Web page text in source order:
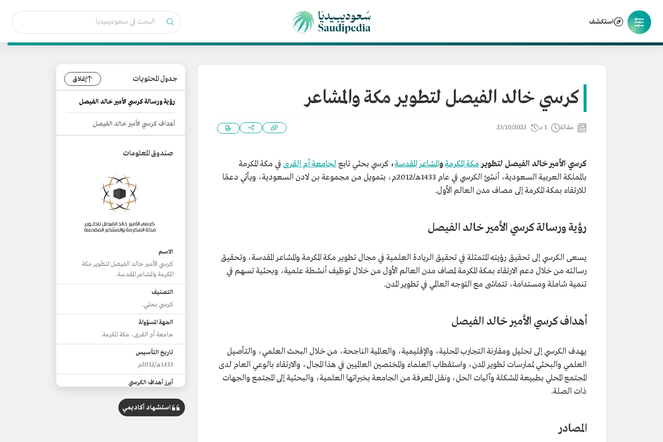
استكشف
كرسي خالد الفيصل لتطوير مكة والمشاعر
مقالة 1 د 23/10/2023
كرسي الأمير خالد الفيصل لتطويرمكة المكرمةوالمشاعر المقدسة، كرسي بحثي تابع لجامعة أم القرى في مكة المكرمة
بالمملكة العربية السعودية، أنشئ الكرسي في عام 1433هـ/2012م، بتمويل من مجموعة بن لادن السعودية، ويأتي دعمًا
للارتقاء بمكة المكرمة إلى مصاف مدن العالم الأول.
رؤية ورسالة كرسي الأمير خالد الفيصل
يسعى الكرسي إلى تحقيق رؤيته المتمثلة في تحقيق الريادة العلمية في مجال تطوير مكة المكرمة والمشاعر المقدسة، وتحقيق
رسالته من خلال دعم الارتقاء بمكة المكرمة لمصاف مدن العالم الأول من خلال توظيف أنشطة علمية، وبحثية تسهم في
تنمية شاملة ومستدامة، تتماشى مع التوجه العالمي في تطوير المدن.
أهداف كرسي الأمير خالد الفيصل
يهدف الكرسي إلى تحليل ومقارنة التجارب المحلية، والإقليمية، والعالمية الناجحة، من خلال البحث العلمي، والتأصيل
العلمي والبحثي لممارسات تطوير المدن، واستقطاب العلماء والمختصين العالميين في هذا المجال، والارتقاء بالوعي العام لدى
المجتمع المحلي بطبيعة المشكلة وآليات الحل، ونقل المعرفة من الجامعة بخبراتها العلمية، والبحثية إلى المجتمع والجهات
ذات الصلة.
المصادر
جدول المحتويات إغلاق
رؤية ورسالة كرسي الأمير خالد الفيصل
أهداف كرسي الأمير خالد الفيصل
صندوق المعلومات
الاسم
كرسي الأمير خالد الفيصل لتطوير مكة
المكرمة والمشاعر المقدسة.
التصنيف
كرسي بحثي.
الجهة المسؤولة
جامعة أم القرى، مكة المكرمة.
تاريخ التأسيس
1433هـ/2012م
أبرز أهداف الكرسي
والإقليمية، والعالمية الناجحة.
التأصيل العلمي والبحثي لممارسات تطوير
استشهاد أكاديمي